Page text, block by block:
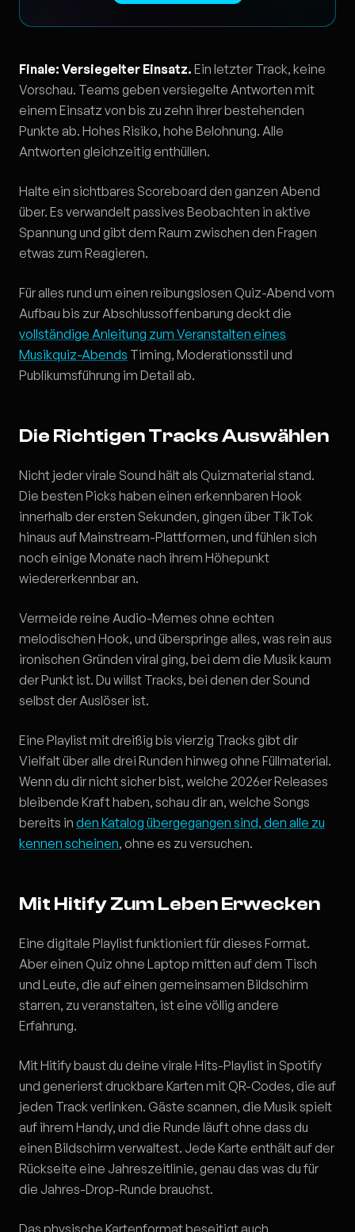
Finale: Versiegelter Einsatz. Ein letzter Track, keine
Vorschau. Teams geben versiegelte Antworten mit
einem Einsatz von bis zu zehn ihrer bestehenden
Punkte ab. Hohes Risiko, hohe Belohnung. Alle
Antworten gleichzeitig enthüllen.
Halte ein sichtbares Scoreboard den ganzen Abend
über. Es verwandelt passives Beobachten in aktive
Spannung und gibt dem Raum zwischen den Fragen
etwas zum Reagieren.
Für alles rund um einen reibungslosen Quiz-Abend vom
Aufbau bis zur Abschlussoffenbarung deckt die
vollständige Anleitung zum Veranstalten eines
Musikquiz-Abends Timing, Moderationsstil und
Publikumsführung im Detail ab.
Die Richtigen Tracks Auswählen
Nicht jeder virale Sound hält als Quizmaterial stand.
Die besten Picks haben einen erkennbaren Hook
innerhalb der ersten Sekunden, gingen über TikTok
hinaus auf Mainstream-Plattformen, und fühlen sich
noch einige Monate nach ihrem Höhepunkt
wiedererkennbar an.
Vermeide reine Audio-Memes ohne echten
melodischen Hook, und überspringe alles, was rein aus
ironischen Gründen viral ging, bei dem die Musik kaum
der Punkt ist. Du willst Tracks, bei denen der Sound
selbst der Auslöser ist.
Eine Playlist mit dreißig bis vierzig Tracks gibt dir
Vielfalt über alle drei Runden hinweg ohne Füllmaterial.
Wenn du dir nicht sicher bist, welche 2026er Releases
bleibende Kraft haben, schau dir an, welche Songs
bereits in den Katalog übergegangen sind, den alle zu
kennen scheinen, ohne es zu versuchen.
Mit Hitify Zum Leben Erwecken
Eine digitale Playlist funktioniert für dieses Format.
Aber einen Quiz ohne Laptop mitten auf dem Tisch
und Leute, die auf einen gemeinsamen Bildschirm
starren, zu veranstalten, ist eine völlig andere
Erfahrung.
Mit Hitify baust du deine virale Hits-Playlist in Spotify
und generierst druckbare Karten mit QR-Codes, die auf
jeden Track verlinken. Gäste scannen, die Musik spielt
auf ihrem Handy, und die Runde läuft ohne dass du
einen Bildschirm verwaltest. Jede Karte enthält auf der
Rückseite eine Jahreszeitlinie, genau das was du für
die Jahres-Drop-Runde brauchst.
Das physische Kartenformat beseitigt auch